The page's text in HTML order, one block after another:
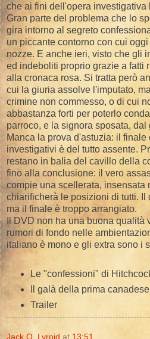
che ai fini dell'opera investigativa
Gran parte del problema che lo
gira intorno al segreto
un piccante contorno con cui
nozze. E anche ieri, visto che gli
ed indeboliti proprio grazie a fatti
alla cronaca rosa. Si tratta però
cui la giuria assolve l'imputato,
crimine non commesso, o di cui
abbastanza forti per poterlo
parroco, e la signora sposata,
Manca la prova d'astuzia: il
investigativi è del tutto assente.
restano in balia del cavillo della
fino alla conclusione: il vero
compie una scellerata, insensata
chiarificherà le posizioni di tutti. Il
ma il finale è troppo arrangiato.
Il DVD non ha una buona qualità
rumori di fondo nelle
italiano è mono e gli extra sono i
Le "confessioni" di
Il galà della prima
Trailer
Jack O. Lyroid at 13:51